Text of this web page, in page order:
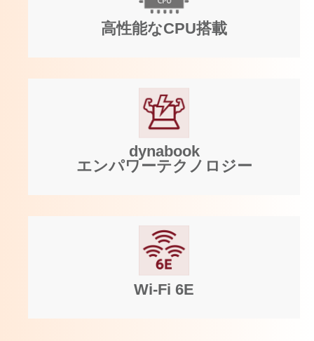
高性能なCPU搭載
dynabook
エンパワーテクノロジー
Wi-Fi 6E